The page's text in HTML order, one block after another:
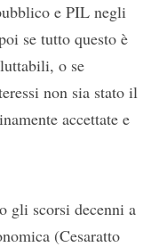
e PIL negli
se tutto questo è
o se
non sia stato il
accettate e
gli scorsi decenni a
(Cesaratto